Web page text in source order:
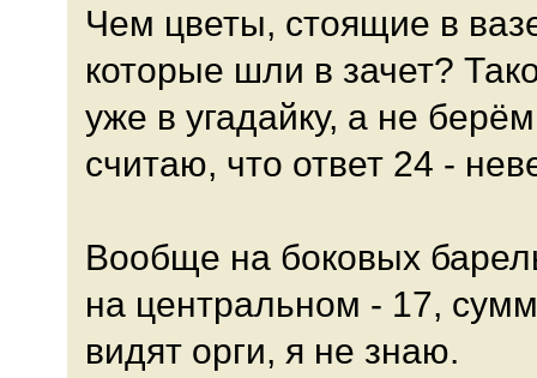
Чем цветы, стоящие в
которые шли в зачет?
уже в угадайку, а не
считаю, что ответ 24 -
Вообще на боковых
на центральном - 17,
видят орги, я не знаю.